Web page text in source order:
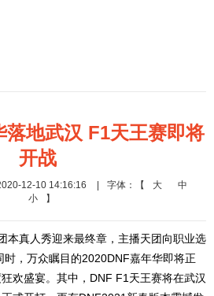
落地武汉 F1天王赛即将
开战
12-10 14:16:16 字体：【 大
中
小
】
真人秀迎来最终章，主播天团向职业选
，万众瞩目的2020DNF嘉年华即将正
欢盛宴。其中，DNF F1天王赛将在武汉